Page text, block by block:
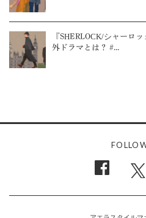
『SHERLOCK/シャーロ
外ドラマとは？ #...